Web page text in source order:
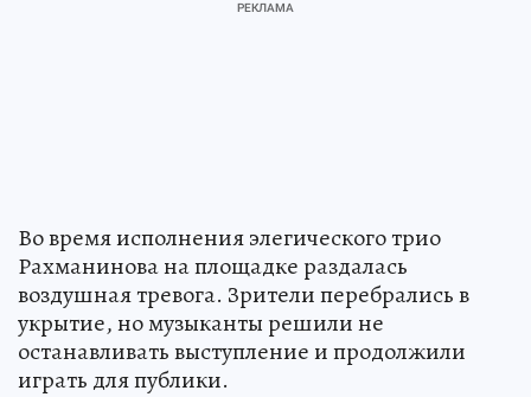
Во время исполнения элегического трио
Рахманинова на площадке раздалась
воздушная тревога. Зрители перебрались в
укрытие, но музыканты решили не
останавливать выступление и продолжили
играть для публики.